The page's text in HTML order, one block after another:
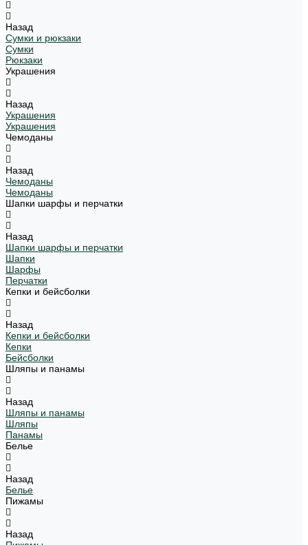
Назад
Сумки и рюкзаки
Сумки
Рюкзаки
Украшения
Назад
Украшения
Украшения
Чемоданы
Назад
Чемоданы
Чемоданы
Шапки шарфы и перчатки
Назад
Шапки шарфы и перчатки
Шапки
Шарфы
Перчатки
Кепки и бейсболки
Назад
Кепки и бейсболки
Кепки
Бейсболки
Шляпы и панамы
Назад
Шляпы и панамы
Шляпы
Панамы
Белье
Назад
Белье
Пижамы
Назад